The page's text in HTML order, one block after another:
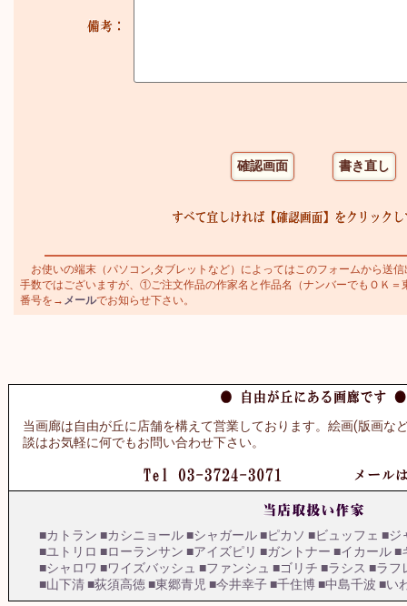
お使いの端末（パソコン,タブレットなど）によってはこのフォームから送
手数ではございますが、①ご注文作品の作家名と作品名（ナンバーでもＯＫ
番号を→ メールでお知らせ下さい。
当画廊は自由が丘に店舗を構えて営業しております。絵画(版画な
談はお気軽に何でもお問い合わせ下さい。
■カトラン ■カシニョール■シャガール■ピカソ ■ビュッフェ ■ジ
■ユトリロ ■ローランサン ■アイズピリ ■ガントナー ■イカール■
■シャロワ ■ワイズバッシュ ■ファンシュ ■ゴリチ ■ラシス ■ラフ
■山下清■荻須高徳■東郷青児 ■今井幸子■千住博■中島千波 ■い